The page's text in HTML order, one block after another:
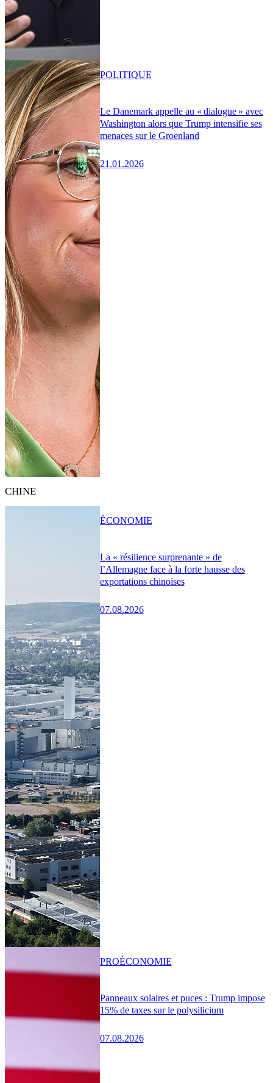
Le Danemark appelle au « dialogue » avec
Washington alors que Trump intensifie ses
menaces sur le Groenland
21.01.2026
POLITIQUE
CHINE
La « résilience surprenante » de
l’Allemagne face à la forte hausse des
exportations chinoises
07.08.2026
ÉCONOMIE
Panneaux solaires et puces : Trump impose
15% de taxes sur le polysilicium
07.08.2026
PROÉCONOMIE